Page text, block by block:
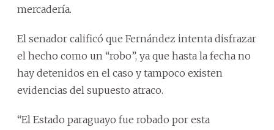
mercadería.
El senador calificó que Fernández intenta disfrazar
el hecho como un “robo”, ya que hasta la fecha no
hay detenidos en el caso y tampoco existen
evidencias del supuesto atraco.
“El Estado paraguayo fue robado por esta